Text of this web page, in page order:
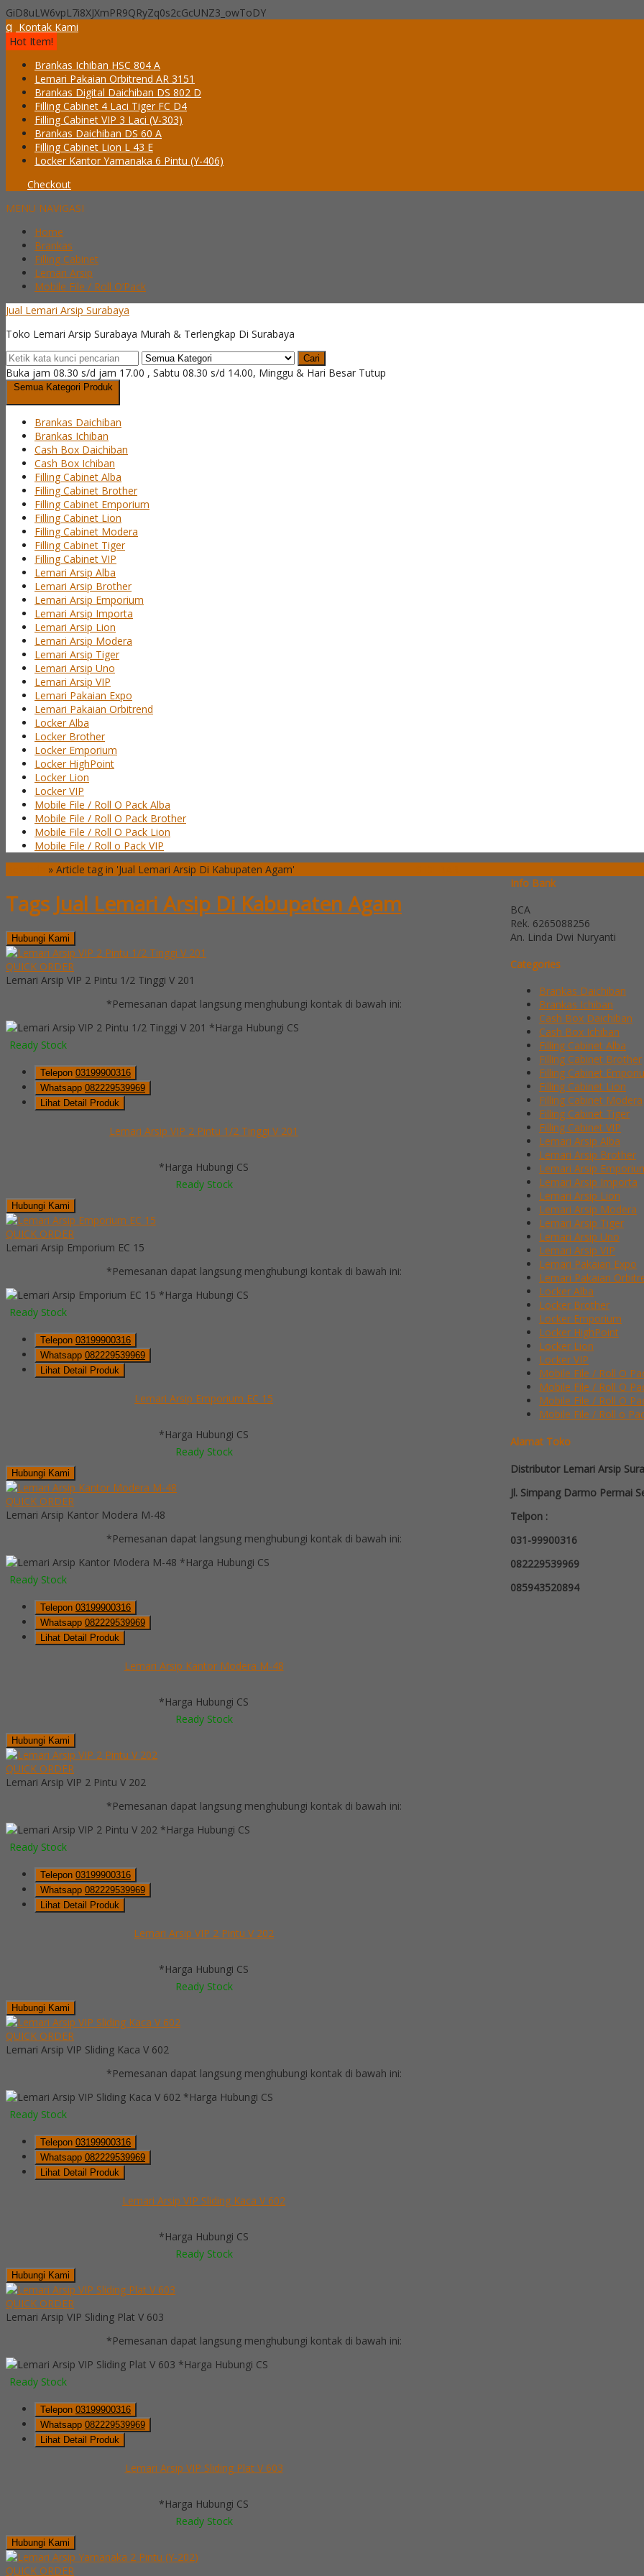
GiD8uLW6vpL7i8XJXmPR9QRyZq0s2cGcUNZ3_owToDY
q Kontak Kami
Hot Item!
Brankas Ichiban HSC 804 A
Lemari Pakaian Orbitrend AR 3151
Brankas Digital Daichiban DS 802 D
Filling Cabinet 4 Laci Tiger FC D4
Filling Cabinet VIP 3 Laci (V-303)
Brankas Daichiban DS 60 A
Filling Cabinet Lion L 43 E
Locker Kantor Yamanaka 6 Pintu (Y-406)
Checkout
MENU NAVIGASI
Home
Brankas
Filling Cabinet
Lemari Arsip
Mobile File / Roll O’Pack
Jual Lemari Arsip Surabaya
Toko Lemari Arsip Surabaya Murah & Terlengkap Di Surabaya
Cari
Buka jam 08.30 s/d jam 17.00 , Sabtu 08.30 s/d 14.00, Minggu & Hari Besar Tutup
Semua Kategori Produk
Brankas Daichiban
Brankas Ichiban
Cash Box Daichiban
Cash Box Ichiban
Filling Cabinet Alba
Filling Cabinet Brother
Filling Cabinet Emporium
Filling Cabinet Lion
Filling Cabinet Modera
Filling Cabinet Tiger
Filling Cabinet VIP
Lemari Arsip Alba
Lemari Arsip Brother
Lemari Arsip Emporium
Lemari Arsip Importa
Lemari Arsip Lion
Lemari Arsip Modera
Lemari Arsip Tiger
Lemari Arsip Uno
Lemari Arsip VIP
Lemari Pakaian Expo
Lemari Pakaian Orbitrend
Locker Alba
Locker Brother
Locker Emporium
Locker HighPoint
Locker Lion
Locker VIP
Mobile File / Roll O Pack Alba
Mobile File / Roll O Pack Brother
Mobile File / Roll O Pack Lion
Mobile File / Roll o Pack VIP
» Article tag in 'Jual Lemari Arsip Di Kabupaten Agam'
Tags Jual Lemari Arsip Di Kabupaten Agam
Hubungi Kami
QUICK ORDER
Lemari Arsip VIP 2 Pintu 1/2 Tinggi V 201
*Pemesanan dapat langsung menghubungi kontak di bawah ini:
*Harga Hubungi CS
Ready Stock
Telepon 03199900316
Whatsapp 082229539969
Lihat Detail Produk
Lemari Arsip VIP 2 Pintu 1/2 Tinggi V 201
*Harga Hubungi CS
Ready Stock
Hubungi Kami
QUICK ORDER
Lemari Arsip Emporium EC 15
*Pemesanan dapat langsung menghubungi kontak di bawah ini:
*Harga Hubungi CS
Ready Stock
Telepon 03199900316
Whatsapp 082229539969
Lihat Detail Produk
Lemari Arsip Emporium EC 15
*Harga Hubungi CS
Ready Stock
Hubungi Kami
QUICK ORDER
Lemari Arsip Kantor Modera M-48
*Pemesanan dapat langsung menghubungi kontak di bawah ini:
*Harga Hubungi CS
Ready Stock
Telepon 03199900316
Whatsapp 082229539969
Lihat Detail Produk
Lemari Arsip Kantor Modera M-48
*Harga Hubungi CS
Ready Stock
Hubungi Kami
QUICK ORDER
Lemari Arsip VIP 2 Pintu V 202
*Pemesanan dapat langsung menghubungi kontak di bawah ini:
*Harga Hubungi CS
Ready Stock
Telepon 03199900316
Whatsapp 082229539969
Lihat Detail Produk
Lemari Arsip VIP 2 Pintu V 202
*Harga Hubungi CS
Ready Stock
Hubungi Kami
QUICK ORDER
Lemari Arsip VIP Sliding Kaca V 602
*Pemesanan dapat langsung menghubungi kontak di bawah ini:
*Harga Hubungi CS
Ready Stock
Telepon 03199900316
Whatsapp 082229539969
Lihat Detail Produk
Lemari Arsip VIP Sliding Kaca V 602
*Harga Hubungi CS
Ready Stock
Hubungi Kami
QUICK ORDER
Lemari Arsip VIP Sliding Plat V 603
*Pemesanan dapat langsung menghubungi kontak di bawah ini:
*Harga Hubungi CS
Ready Stock
Telepon 03199900316
Whatsapp 082229539969
Lihat Detail Produk
Lemari Arsip VIP Sliding Plat V 603
*Harga Hubungi CS
Ready Stock
Hubungi Kami
QUICK ORDER
Info Bank
BCA
Rek. 6265088256
An. Linda Dwi Nuryanti
Categories
Brankas Daichiban
Brankas Ichiban
Cash Box Daichiban
Cash Box Ichiban
Filling Cabinet Alba
Filling Cabinet Brother
Filling Cabinet
Filling Cabinet Lion
Filling Cabinet Modera
Filling Cabinet Tiger
Filling Cabinet VIP
Lemari Arsip Alba
Lemari Arsip Brother
Lemari Arsip
Lemari Arsip Importa
Lemari Arsip Lion
Lemari Arsip Modera
Lemari Arsip Tiger
Lemari Arsip Uno
Lemari Arsip VIP
Lemari Pakaian Expo
Lemari Pakaian
Locker Alba
Locker Brother
Locker Emporium
Locker HighPoint
Locker Lion
Locker VIP
Mobile File / Roll O
Mobile File / Roll O
Mobile File / Roll O
Mobile File / Roll o
Alamat Toko
Distributor Lemari Arsip
Jl. Simpang Darmo Permai
Telpon :
031-99900316
082229539969
085943520894